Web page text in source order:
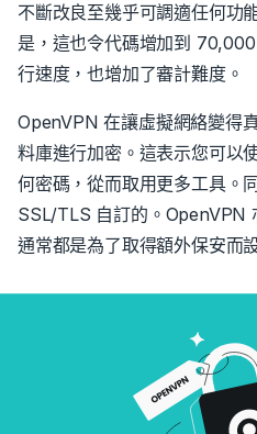
不斷改良至幾乎可調適任何功
是，這也令代碼增加到
行速度，也增加了審計難度。
OpenVPN 在讓虛擬網絡變得
料庫進行加密。這表示您可以
何密碼，從而取用更多工具。
SSL/TLS 自訂的。OpenVPN
通常都是為了取得額外保安而